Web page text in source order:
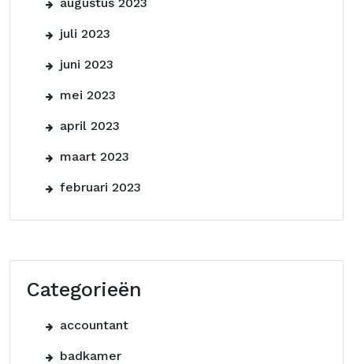
juli 2023
juni 2023
mei 2023
april 2023
maart 2023
februari 2023
Categorieën
accountant
badkamer